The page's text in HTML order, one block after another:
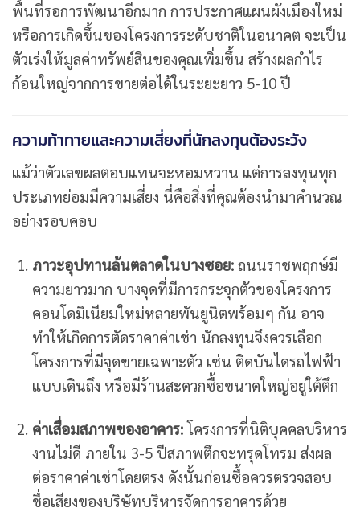
พื้นที่รอการพัฒนาอีกมาก การประกาศแผนผังเมืองใหม่
หรือการเกิดขึ้นของโครงการระดับชาติในอนาคต จะเป็น
ตัวเร่งให้มูลค่าทรัพย์สินของคุณเพิ่มขึ้น สร้างผลกำไร
ก้อนใหญ่จากการขายต่อได้ในระยะยาว 5-10 ปี
ความท้าทายและความเสี่ยงที่นักลงทุนต้องระวัง
แม้ว่าตัวเลขผลตอบแทนจะหอมหวาน แต่การลงทุนทุก
ประเภทย่อมมีความเสี่ยง นี่คือสิ่งที่คุณต้องนำมาคำนวณ
อย่างรอบคอบ
ภาวะอุปทานล้นตลาดในบางซอย:ถนนราชพฤกษ์มี
ความยาวมาก บางจุดที่มีการกระจุกตัวของโครงการ
คอนโดมิเนียมใหม่หลายพันยูนิตพร้อมๆ กัน อาจ
ทำให้เกิดการตัดราคาค่าเช่า นักลงทุนจึงควรเลือก
โครงการที่มีจุดขายเฉพาะตัว เช่น ติดบันไดรถไฟฟ้า
แบบเดินถึง หรือมีร้านสะดวกซื้อขนาดใหญ่อยู่ใต้ตึก
ค่าเสื่อมสภาพของอาคาร:โครงการที่นิติบุคคลบริหาร
งานไม่ดี ภายใน 3-5 ปีสภาพตึกจะทรุดโทรม ส่งผล
ต่อราคาค่าเช่าโดยตรง ดังนั้นก่อนซื้อควรตรวจสอบ
ชื่อเสียงของบริษัทบริหารจัดการอาคารด้วย